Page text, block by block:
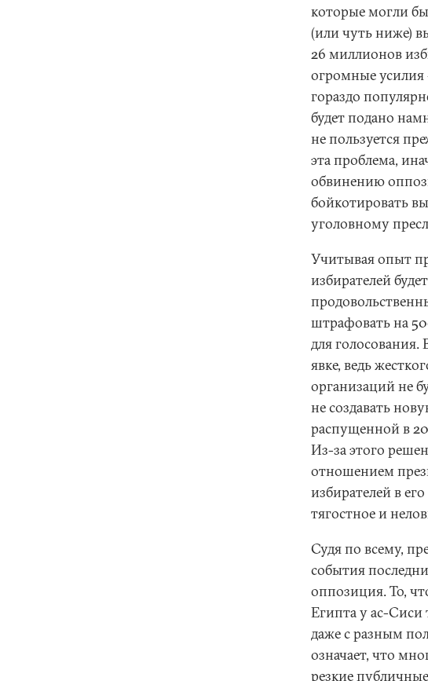
которые могли
(или чуть ниже)
26 миллионов
огромные усилия
гораздо
будет подано
не пользуется
эта проблема,
обвинению
бойкотировать
уголовному
Учитывая опыт
избирателей
штрафовать на
для
явке, ведь
организаций не
не создавать
распущенной в
Из-за этого
отношением
избирателей в
тягостное и
Судя по всему,
события
оппозиция. То,
Египта у ас-Сиси
даже с разным
означает, что
резкие